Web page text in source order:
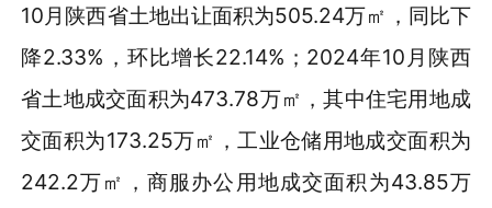
10月陕西省土地出让面积为505.24万㎡，同比下
降2.33%，环比增长22.14%；2024年10月陕西
省土地成交面积为473.78万㎡，其中住宅用地成
交面积为173.25万㎡，工业仓储用地成交面积为
242.2万㎡，商服办公用地成交面积为43.85万